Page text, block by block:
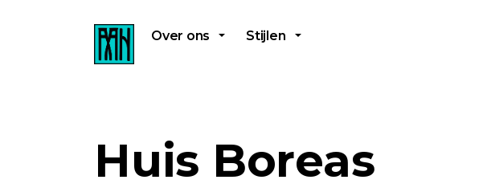
Over ons Stijlen
Huis Boreas